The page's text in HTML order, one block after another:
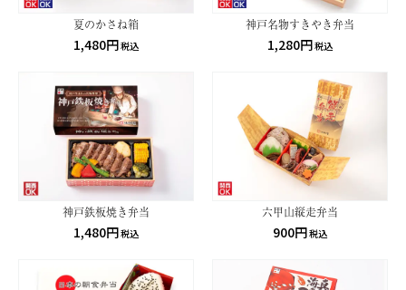
夏のかさね箱
1,480円税込
神戸名物すきやき弁当
1,280円税込
神戸鉄板焼き弁当
1,480円税込
六甲山縦走弁当
900円税込